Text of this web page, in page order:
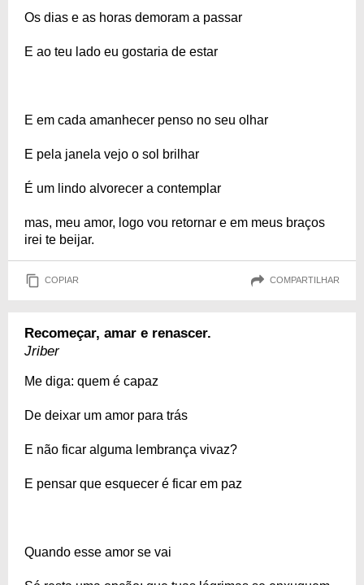
Os dias e as horas demoram a passar
E ao teu lado eu gostaria de estar
E em cada amanhecer penso no seu olhar
E pela janela vejo o sol brilhar
É um lindo alvorecer a contemplar
mas, meu amor, logo vou retornar e em meus braços
irei te beijar.
COPIAR COMPARTILHAR
Recomeçar, amar e renascer.
Jriber
Me diga: quem é capaz
De deixar um amor para trás
E não ficar alguma lembrança vivaz?
E pensar que esquecer é ficar em paz
Quando esse amor se vai